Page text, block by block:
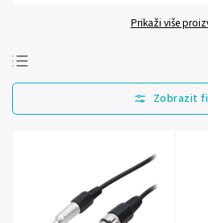
Prikaži više
Najprodavanije
Najjeftinije